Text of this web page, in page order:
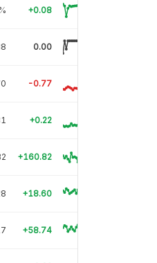
+0.08
0.00
-0.77
+0.22
+160.82
+18.60
+58.74